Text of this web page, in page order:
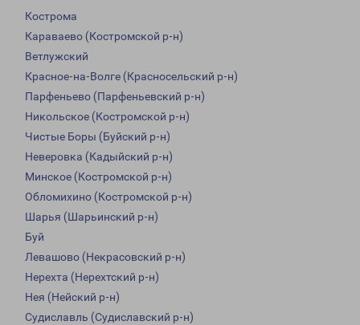
Кострома
Караваево (Костромской р-н)
Ветлужский
Красное-на-Волге (Красносельский р-н)
Парфеньево (Парфеньевский р-н)
Никольское (Костромской р-н)
Чистые Боры (Буйский р-н)
Неверовка (Кадыйский р-н)
Минское (Костромской р-н)
Обломихино (Костромской р-н)
Шарья (Шарьинский р-н)
Буй
Левашово (Некрасовский р-н)
Нерехта (Нерехтский р-н)
Нея (Нейский р-н)
Судиславль (Судиславский р-н)